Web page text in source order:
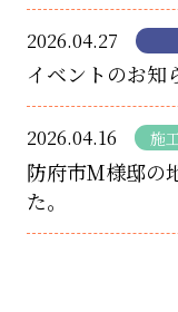
2026.04.27
イベントのお知
2026.04.16 施
防府市M様邸の
た。